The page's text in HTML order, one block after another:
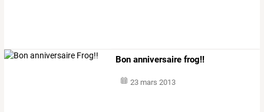
Bon anniversaire frog!!
23 mars 2013